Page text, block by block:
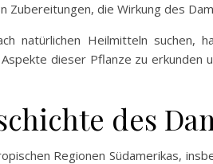
Zubereitungen, die Wirkung des
natürlichen Heilmitteln suchen,
dieser Pflanze zu
des
Regionen Südamerikas,